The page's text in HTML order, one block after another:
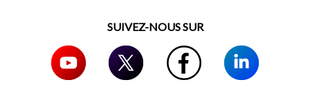
SUIVEZ-NOUS SUR